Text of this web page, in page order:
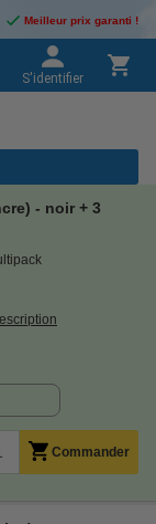
Meilleur prix garanti !
S'identifier
- noir + 3
Commander